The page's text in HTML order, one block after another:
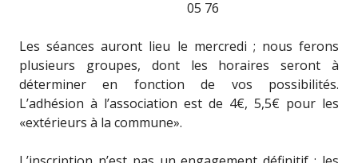
05 76
Les séances auront lieu le mercredi ; nous ferons
plusieurs groupes, dont les horaires seront à
déterminer en fonction de vos possibilités.
L’adhésion à l’association est de 4€, 5,5€ pour les
«extérieurs à la commune».